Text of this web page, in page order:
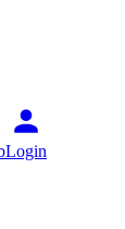
Login